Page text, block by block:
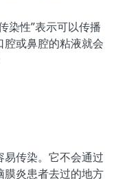
染性”表示可以传播
或鼻腔的粘液就会
传染。它不会通过
膜炎患者去过的地方